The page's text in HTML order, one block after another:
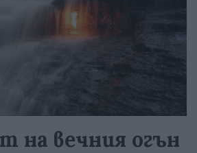
на вечния огън